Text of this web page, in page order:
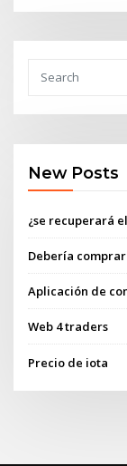
New Posts
¿se recuperará
Debería
Aplicación de
Web 4 traders
Precio de iota